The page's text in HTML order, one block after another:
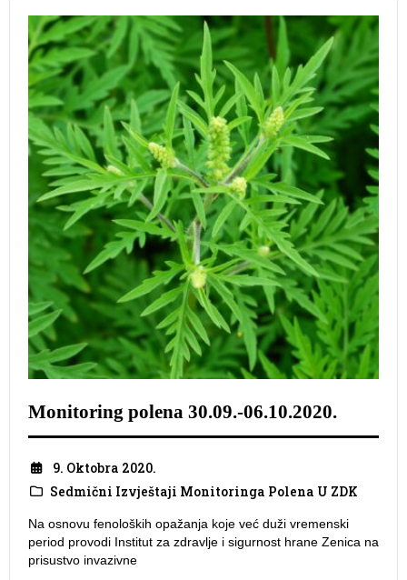
Monitoring polena 30.09.-06.10.2020.
9. Oktobra 2020.
Sedmični Izvještaji Monitoringa Polena U ZDK
Na osnovu fenoloških opažanja koje već duži vremenski
period provodi Institut za zdravlje i sigurnost hrane Zenica na
prisustvo invazivne